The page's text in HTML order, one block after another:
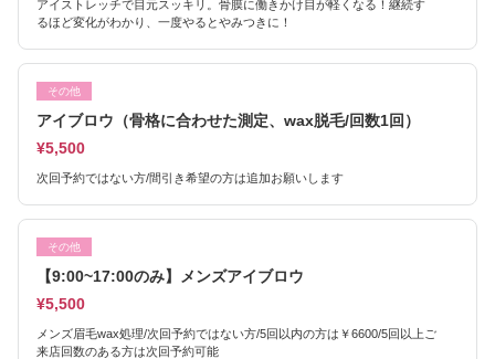
アイストレッチで目元スッキリ。骨膜に働きかけ目が軽くなる！継続す
るほど変化がわかり、一度やるとやみつきに！
その他
アイブロウ（骨格に合わせた測定、wax脱毛/回数1回）
¥5,500
次回予約ではない方/間引き希望の方は追加お願いします
その他
【9:00~17:00のみ】メンズアイブロウ
¥5,500
メンズ眉毛wax処理/次回予約ではない方/5回以内の方は￥6600/5回以上ご
来店回数のある方は次回予約可能